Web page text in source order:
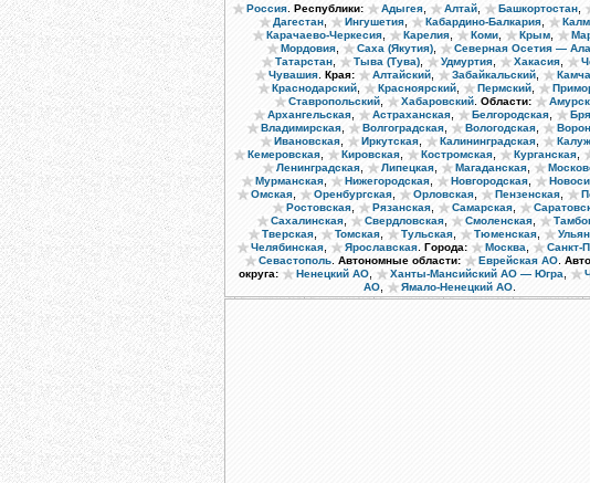
Россия. Республики: Адыгея, Алтай, Башкортостан,
Дагестан, Ингушетия, Кабардино-Балкария,
Карачаево-Черкесия Карелия Коми Крым
Мордовия, Саха (Якутия), Северная Осетия —
Татарстан Тыва (Тува) Удмуртия Хакасия
Чувашия Края: Алтайский Забайкальский
Краснодарский, Красноярский, Пермский,
Ставропольский, Хабаровский. Области:
Архангельская Астраханская Белгородская
Владимирская, Волгоградская, Вологодская,
Ивановская Иркутская Калининградская
Кемеровская Кировская Костромская Курганская
Ленинградская Липецкая Магаданская
Мурманская Нижегородская Новгородская
Омская Оренбургская Орловская Пензенская
Ростовская, Рязанская, Самарская,
Сахалинская Свердловская Смоленская
Тверская Томская Тульская Тюменская
Челябинская Ярославская Города: Москва Санкт-
Севастополь Автономные области: Еврейская АО
округа:
Ненецкий АО, Ханты-Мансийский АО — Югра
АО
Ямало-Ненецкий АО